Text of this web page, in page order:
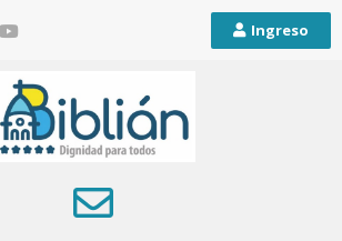
Ingreso